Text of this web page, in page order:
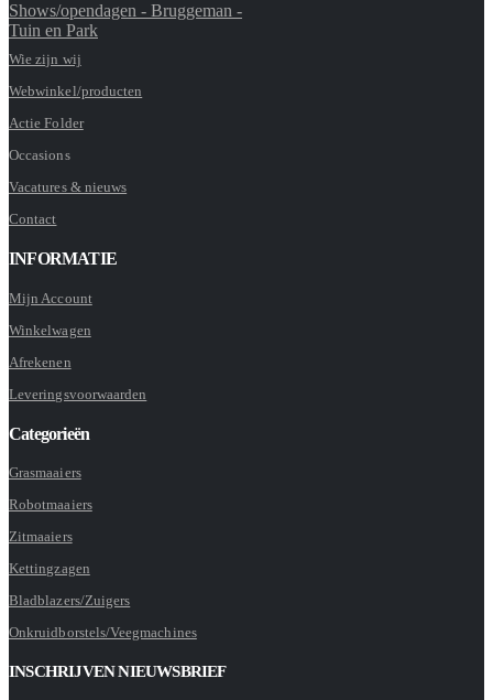
Shows/opendagen - Bruggeman -
Tuin en Park
Wie zijn wij
Webwinkel/producten
Actie Folder
Occasions
Vacatures & nieuws
Contact
INFORMATIE
Mijn Account
Winkelwagen
Afrekenen
Leveringsvoorwaarden
Categorieën
Grasmaaiers
Robotmaaiers
Zitmaaiers
Kettingzagen
Bladblazers/Zuigers
Onkruidborstels/Veegmachines
INSCHRIJVEN NIEUWSBRIEF